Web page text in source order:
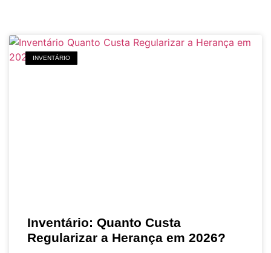
INVENTÁRIO
Inventário: Quanto Custa
Regularizar a Herança em 2026?